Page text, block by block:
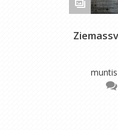
muntis